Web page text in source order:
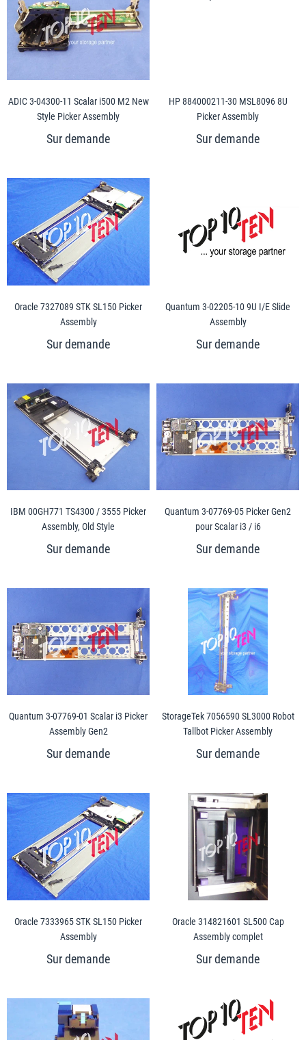
ADIC 3-04300-11 Scalar i500 M2 New
Style Picker Assembly
HP 884000211-30 MSL8096 8U
Picker Assembly
Oracle 7327089 STK SL150 Picker
Assembly
Quantum 3-02205-10 9U I/E Slide
Assembly
IBM 00GH771 TS4300 / 3555 Picker
Assembly, Old Style
Quantum 3-07769-05 Picker Gen2
pour Scalar i3 / i6
Quantum 3-07769-01 Scalar i3 Picker
Assembly Gen2
StorageTek 7056590 SL3000 Robot
Tallbot Picker Assembly
Oracle 7333965 STK SL150 Picker
Assembly
Oracle 314821601 SL500 Cap
Assembly complet